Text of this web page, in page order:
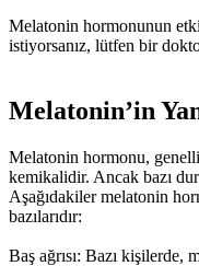
Melatonin hormonunun
istiyorsanız, lütfen bir
Melatonin’in
Melatonin hormonu,
kemikalidir. Ancak bazı
Aşağıdakiler melatonin
bazılarıdır:
Baş ağrısı: Bazı kişilerde,